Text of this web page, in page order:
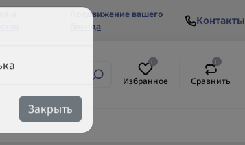
Продвижение вашего
бренда
Контакты
0
Избранное
0
Сравнить
Закрыть